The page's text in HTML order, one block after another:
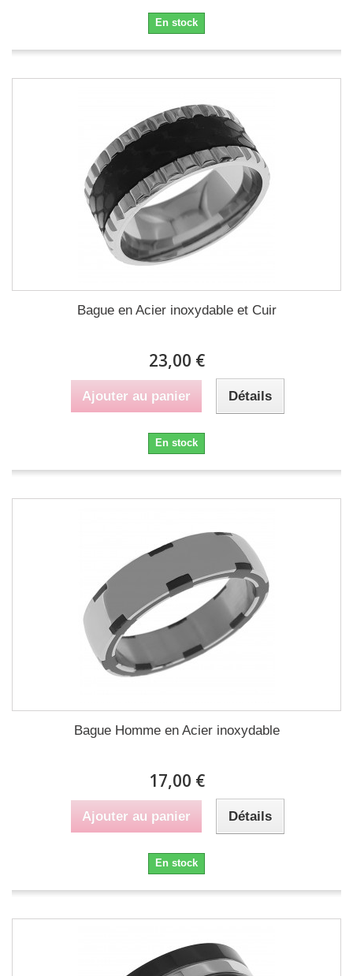
En stock
Bague en Acier inoxydable et Cuir
23,00 €
Ajouter au panier Détails
En stock
Bague Homme en Acier inoxydable
17,00 €
Ajouter au panier Détails
En stock